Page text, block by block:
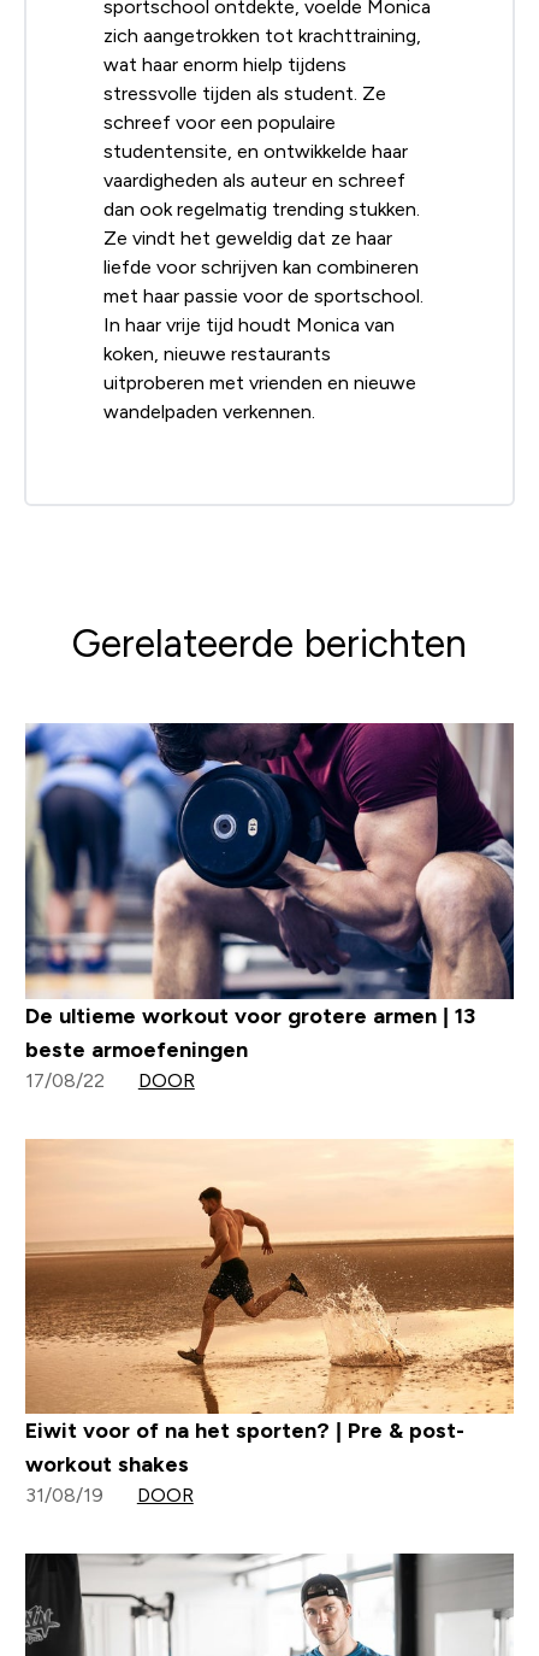
sportschool ontdekte, voelde Monica
zich aangetrokken tot krachttraining,
wat haar enorm hielp tijdens
stressvolle tijden als student. Ze
schreef voor een populaire
studentensite, en ontwikkelde haar
vaardigheden als auteur en schreef
dan ook regelmatig trending stukken.
Ze vindt het geweldig dat ze haar
liefde voor schrijven kan combineren
met haar passie voor de sportschool.
In haar vrije tijd houdt Monica van
koken, nieuwe restaurants
uitproberen met vrienden en nieuwe
wandelpaden verkennen.
Gerelateerde berichten
De ultieme workout voor grotere armen | 13
beste armoefeningen
17/08/22 DOOR
Eiwit voor of na het sporten? | Pre & post-
workout shakes
31/08/19 DOOR